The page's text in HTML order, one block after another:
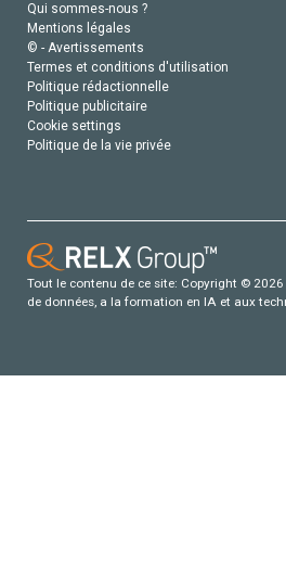
Qui sommes-nous ?
Mentions légales
© - Avertissements
Termes et conditions d'utilisation
Politique rédactionnelle
Politique publicitaire
Cookie settings
Politique de la vie privée
Tout le contenu de ce site: Copyright ©
de données, a la formation en IA et aux